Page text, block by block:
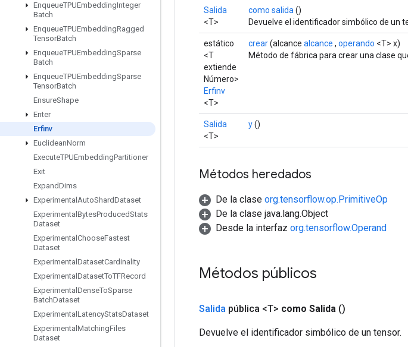
EnqueueTPUEmbeddingInteger
Batch
EnqueueTPUEmbeddingRagged
TensorBatch
EnqueueTPUEmbeddingSparse
Batch
EnqueueTPUEmbeddingSparse
TensorBatch
EnsureShape
Enter
Erfinv
EuclideanNorm
ExecuteTPUEmbeddingPartitioner
Exit
ExpandDims
Experimental AutoShardDataset
Experimental BytesProducedStats
Dataset
Experimental ChooseFastest
Dataset
Experimental DatasetCardinality
Experimental DatasetToTFRecord
Experimental DenseToSparse
BatchDataset
Experimental LatencyStatsDataset
Experimental MatchingFiles
Dataset
Salida
<T>
como salida ()
Devuelve el identificador simbólico de un
estático
<T
extiende
Número>
Erfinv
<T>
crear(alcance alcance , operando <T> x)
Método de fábrica para crear una clase
Salida
<T>
y()
Métodos heredados
De la clase org.tensorflow.op.PrimitiveOp
De la clase java.lang.Object
Desde la interfaz org.tensorflow.Operand
Métodos públicos
Salida pública <T> como Salida ()
Devuelve el identificador simbólico de un tensor.